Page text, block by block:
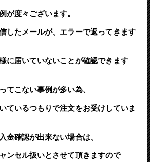
が度々ございます。
したメールが、エラーで返ってきます
に届いていないことが確認できます
てこない事例が多い為、
ているつもりで注文をお受けしていま
金確認が出来ない場合は、
ンセル扱いとさせて頂きますので